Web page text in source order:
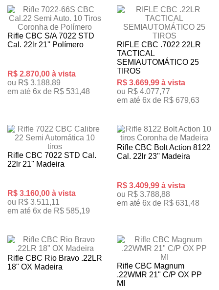
Rifle CBC S/A 7022 STD
Cal. 22lr 21'' Polímero
R$ 2.870,00 à vista
ou R$ 3.188,89
em até 6x de R$ 531,48
RIFLE CBC .7022 22LR
TACTICAL
SEMIAUTOMÁTICO 25
TIROS
R$ 3.669,99 à vista
ou R$ 4.077,77
em até 6x de R$ 679,63
Rifle CBC 7022 STD Cal.
22lr 21'' Madeira
R$ 3.160,00 à vista
ou R$ 3.511,11
em até 6x de R$ 585,19
Rifle CBC Bolt Action 8122
Cal. 22lr 23'' Madeira
R$ 3.409,99 à vista
ou R$ 3.788,88
em até 6x de R$ 631,48
Rifle CBC Rio Bravo .22LR
18" OX Madeira
Rifle CBC Magnum
.22WMR 21" C/P OX PP
MI